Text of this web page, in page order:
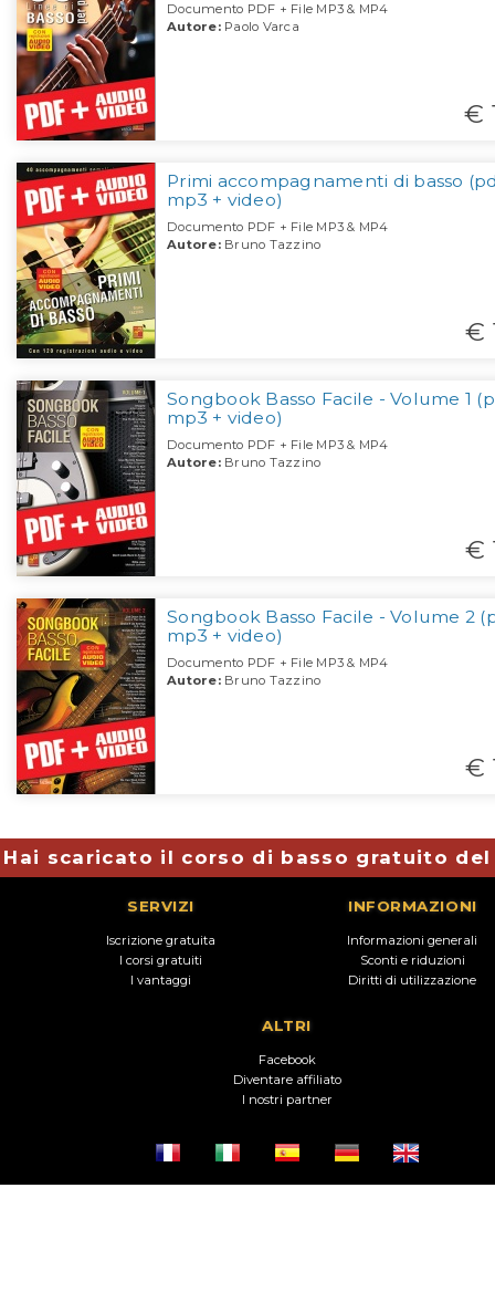
Documento PDF + File MP3 & MP4
Autore:Paolo Varca
€
Primi accompagnamenti di basso
mp3 + video)
Documento PDF + File MP3 & MP4
Autore:Bruno Tazzino
€
Songbook Basso Facile - Volume 1
mp3 + video)
Documento PDF + File MP3 & MP4
Autore:Bruno Tazzino
€
Songbook Basso Facile - Volume 2
mp3 + video)
Documento PDF + File MP3 & MP4
Autore:Bruno Tazzino
€
Hai scaricato il corso di basso gratuito del
SERVIZI
Iscrizione gratuita
I corsi gratuiti
I vantaggi
INFORMAZIONI
Informazioni generali
Sconti e riduzioni
Diritti di utilizzazione
ALTRI
Facebook
Diventare affiliato
I nostri partner